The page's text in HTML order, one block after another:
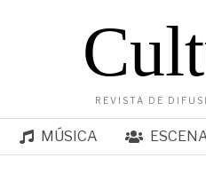
REVISTA DE
MÚSICA